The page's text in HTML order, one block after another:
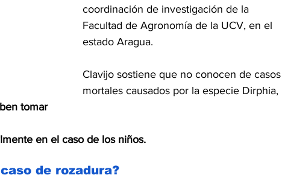
coordinación de investigación de la
Facultad de Agronomía de la UCV, en el
estado Aragua.
Clavijo sostiene que no conocen de casos
mortales causados por la especie Dirphia,
tomar
en el caso de los niños.
de rozadura?